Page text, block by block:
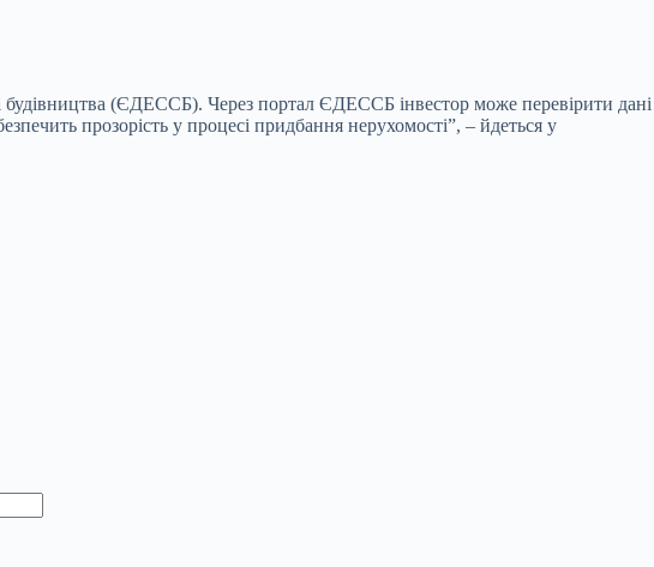
будівництва (ЄДЕССБ). Через портал ЄДЕССБ інвестор може перевірити дані
прозорість у процесі придбання нерухомості”, – йдеться у